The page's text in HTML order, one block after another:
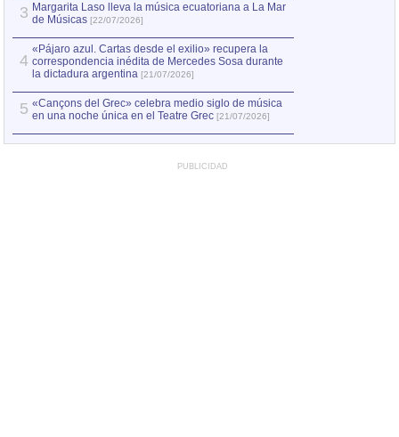
3 Margarita Laso lleva la música ecuatoriana a La Mar
de Músicas [22/07/2026]
4
«Pájaro azul. Cartas desde el exilio» recupera la
correspondencia inédita de Mercedes Sosa durante
la dictadura argentina [21/07/2026]
5 «Cançons del Grec» celebra medio siglo de música
en una noche única en el Teatre Grec [21/07/2026]
PUBLICIDAD